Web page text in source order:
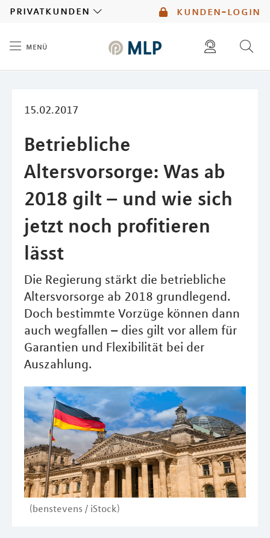
kunden-login
privatkunden
menü
15.02.2017
Betriebliche
Altersvorsorge: Was ab
2018 gilt – und wie sich
jetzt noch profitieren
lässt
Die Regierung stärkt die betriebliche
Altersvorsorge ab 2018 grundlegend.
Doch bestimmte Vorzüge können dann
auch wegfallen – dies gilt vor allem für
Garantien und Flexibilität bei der
Auszahlung.
(benstevens / iStock)